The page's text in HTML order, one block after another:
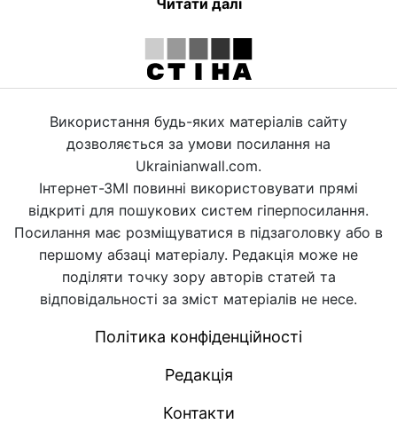
Читати далі
Використання будь-яких матеріалів сайту
дозволяється за умови посилання на
Ukrainianwall.com.
Інтернет-ЗМІ повинні використовувати прямі
відкриті для пошукових систем гіперпосилання.
Посилання має розміщуватися в підзаголовку або в
першому абзаці матеріалу. Редакція може не
поділяти точку зору авторів статей та
відповідальності за зміст матеріалів не несе.
Політика конфіденційності
Редакція
Контакти